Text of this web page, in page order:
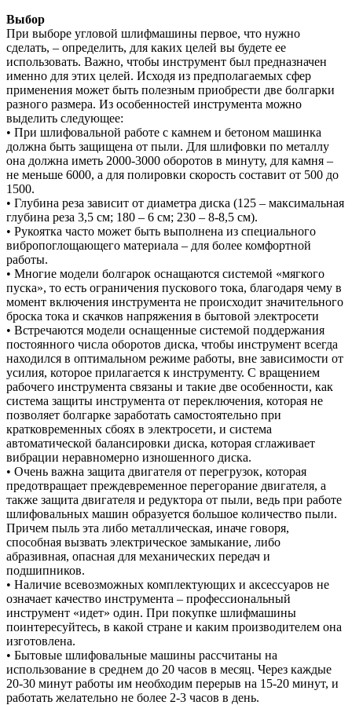
Выбор
При выборе угловой шлифмашины первое, что нужно
сделать, – определить, для каких целей вы будете ее
использовать. Важно, чтобы инструмент был предназначен
именно для этих целей. Исходя из предполагаемых сфер
применения может быть полезным приобрести две болгарки
разного размера. Из особенностей инструмента можно
выделить следующее:
• При шлифовальной работе с камнем и бетоном машинка
должна быть защищена от пыли. Для шлифовки по металлу
она должна иметь 2000-3000 оборотов в минуту, для камня –
не меньше 6000, а для полировки скорость составит от 500 до
1500.
• Глубина реза зависит от диаметра диска (125 – максимальная
глубина реза 3,5 см; 180 – 6 см; 230 – 8-8,5 см).
• Рукоятка часто может быть выполнена из специального
вибропоглощающего материала – для более комфортной
работы.
• Многие модели болгарок оснащаются системой «мягкого
пуска», то есть ограничения пускового тока, благодаря чему в
момент включения инструмента не происходит значительного
броска тока и скачков напряжения в бытовой электросети
• Встречаются модели оснащенные системой поддержания
постоянного числа оборотов диска, чтобы инструмент всегда
находился в оптимальном режиме работы, вне зависимости от
усилия, которое прилагается к инструменту. С вращением
рабочего инструмента связаны и такие две особенности, как
система защиты инструмента от переключения, которая не
позволяет болгарке заработать самостоятельно при
кратковременных сбоях в электросети, и система
автоматической балансировки диска, которая сглаживает
вибрации неравномерно изношенного диска.
• Очень важна защита двигателя от перегрузок, которая
предотвращает преждевременное перегорание двигателя, а
также защита двигателя и редуктора от пыли, ведь при работе
шлифовальных машин образуется большое количество пыли.
Причем пыль эта либо металлическая, иначе говоря,
способная вызвать электрическое замыкание, либо
абразивная, опасная для механических передач и
подшипников.
• Наличие всевозможных комплектующих и аксессуаров не
означает качество инструмента – профессиональный
инструмент «идет» один. При покупке шлифмашины
поинтересуйтесь, в какой стране и каким производителем она
изготовлена.
• Бытовые шлифовальные машины рассчитаны на
использование в среднем до 20 часов в месяц. Через каждые
20-30 минут работы им необходим перерыв на 15-20 минут, и
работать желательно не более 2-3 часов в день.